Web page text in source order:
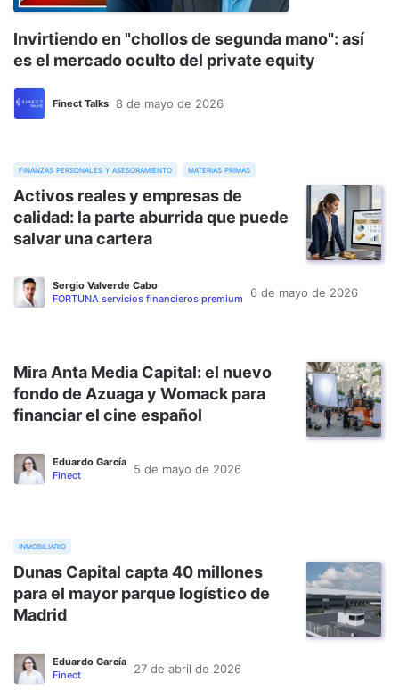
Invirtiendo en "chollos de segunda mano": así
es el mercado oculto del private equity
Finect Talks 8 de mayo de 2026
finanzas personales y asesoramiento materias primas
Activos reales y empresas de
calidad: la parte aburrida que puede
salvar una cartera
Sergio Valverde Cabo
FORTUNA servicios financieros premium
6 de mayo de 2026
Mira Anta Media Capital: el nuevo
fondo de Azuaga y Womack para
financiar el cine español
Eduardo García
Finect
5 de mayo de 2026
inmobiliario
Dunas Capital capta 40 millones
para el mayor parque logístico de
Madrid
Eduardo García
Finect
27 de abril de 2026